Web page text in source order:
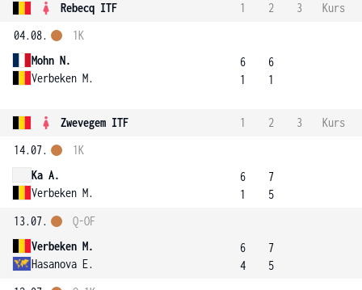
Rebecq ITF 1 2 3
Kurs
04.08.
Mohn N.
Verbeken M.
1K
6
1
6
1
Zwevegem ITF 1 2 3
Kurs
14.07.
Ka A.
Verbeken M.
1K
6
1
7
5
13.07.
Verbeken M.
Hasanova E.
Q-OF
6
4
7
5